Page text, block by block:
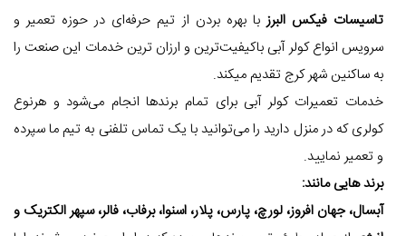
تاسیسات فیکس البرز با بهره بردن از تیم حرفه‌ای در حوزه تعمیر و
سرویس انواع کولر آبی باکیفیت‌ترین و ارزان ترین خدمات این صنعت را
به ساکنین شهر کرج تقدیم میکند.
خدمات تعمیرات کولر آبی برای تمام برندها انجام می‌شود و هرنوع
کولری که در منزل دارید را می‌توانید با یک تماس تلفنی به تیم ما سپرده
و تعمیر نمایید.
برند هایی مانند:
آبسال، جهان افروز، لورچ، پارس، پلار، اسنوا، برفاب، فالر، سپهر الکتریک و